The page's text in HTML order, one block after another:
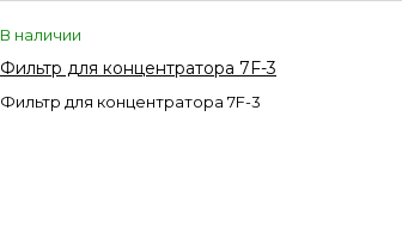
В наличии
Фильтр для концентратора 7F-3
Фильтр для концентратора 7F-3